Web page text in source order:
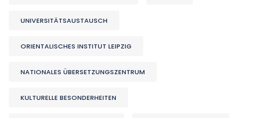
UNIVERSITÄTSAUSTAUSCH
ORIENTALISCHES INSTITUT LEIPZIG
NATIONALES ÜBERSETZUNGSZENTRUM
KULTURELLE BESONDERHEITEN